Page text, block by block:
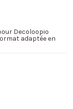
Decoloopio
adaptée en